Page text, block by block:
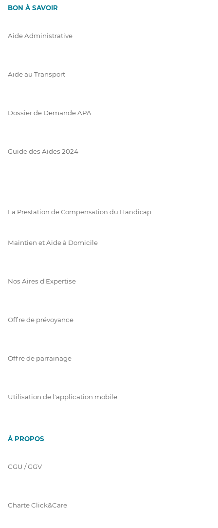
BON À SAVOIR
Aide Administrative
Aide au Transport
Dossier de Demande APA
Guide des Aides 2024
La Prestation de Compensation du Handicap
Maintien et Aide à Domicile
Nos Aires d'Expertise
Offre de prévoyance
Offre de parrainage
Utilisation de l'application mobile
À PROPOS
CGU / GGV
Charte Click&Care